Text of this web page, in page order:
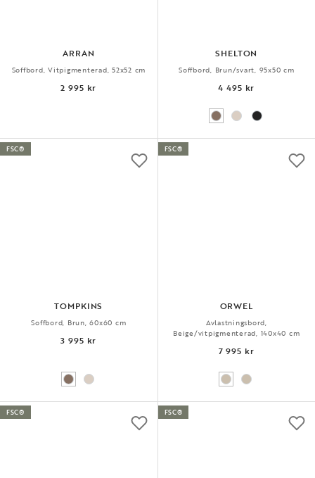
ARRAN
Soffbord, Vitpigmenterad, 52x52 cm
2 995 kr
SHELTON
Soffbord, Brun/svart, 95x50 cm
4 495 kr
TOMPKINS
Soffbord, Brun, 60x60 cm
3 995 kr
FSC®
ORWEL
Avlastningsbord,
Beige/vitpigmenterad, 140x40 cm
7 995 kr
FSC®
FSC® FSC®